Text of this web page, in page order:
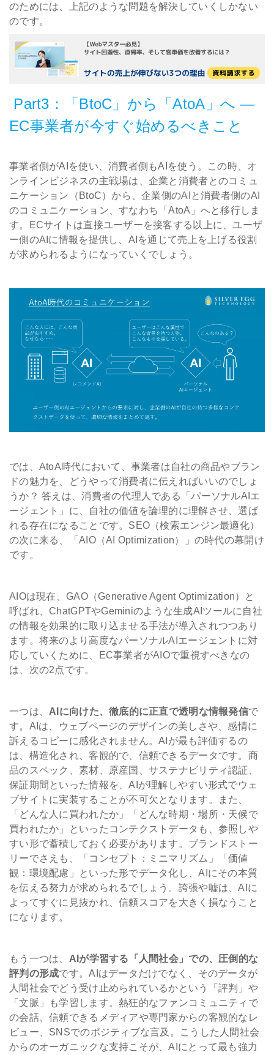
のためには、上記のような問題を解決していくしかない
のです。
Part3：「BtoC」から「AtoA」へ ―
EC事業者が今すぐ始めるべきこと
事業者側がAIを使い、消費者側もAIを使う。この時、オ
ンラインビジネスの主戦場は、企業と消費者とのコミュ
ニケーション（BtoC）から、企業側のAIと消費者側のAI
のコミュニケーション、すなわち「AtoA」へと移行しま
す。ECサイトは直接ユーザーを接客する以上に、ユーザ
ー側のAIに情報を提供し、AIを通じて売上を上げる役割
が求められるようになっていくでしょう。
では、AtoA時代において、事業者は自社の商品やブラン
ドの魅力を、どうやって消費者に伝えればいいのでしょ
うか？ 答えは、消費者の代理人である「パーソナルAIエ
ージェント」に、自社の価値を論理的に理解させ、選ば
れる存在になることです。SEO（検索エンジン最適化）
の次に来る、「AIO（AI Optimization）」の時代の幕開け
です。
AIOは現在、GAO（Generative Agent Optimization）と
呼ばれ、ChatGPTやGeminiのような生成AIツールに自社
の情報を効果的に取り込ませる手法が導入されつつあり
ます。将来のより高度なパーソナルAIエージェントに対
応していくために、EC事業者がAIOで重視すべきなの
は、次の2点です。
一つは、 AIに向けた、徹底的に正直で透明な情報発信で
す。AIは、ウェブページのデザインの美しさや、感情に
訴えるコピーに感化されません。AIが最も評価するの
は、構造化され、客観的で、信頼できるデータです。商
品のスペック、素材、原産国、サステナビリティ認証、
保証期間といった情報を、AIが理解しやすい形式でウェ
ブサイトに実装することが不可欠となります。また、
「どんな人に買われたか」「どんな時期・場所・天候で
買われたか」といったコンテクストデータも、参照しや
すい形で蓄積しておく必要があります。ブランドストー
リーでさえも、「コンセプト：ミニマリズム」「価値
観：環境配慮」といった形でデータ化し、AIにその本質
を伝える努力が求められるでしょう。誇張や嘘は、AIに
よってすぐに見抜かれ、信頼スコアを大きく損なうこと
になります。
もう一つは、 AIが学習する「人間社会」での、圧倒的な
評判の形成です。AIはデータだけでなく、そのデータが
人間社会でどう受け止められているかという「評判」や
「文脈」も学習します。熱狂的なファンコミュニティで
の会話、信頼できるメディアや専門家からの客観的なレ
ビュー、SNSでのポジティブな言及。こうした人間社会
からのオーガニックな支持こそが、AIにとって最も強力